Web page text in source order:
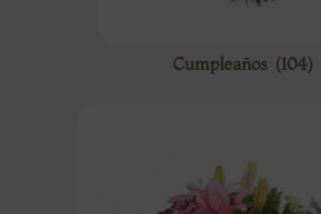
Cumpleaños (104)